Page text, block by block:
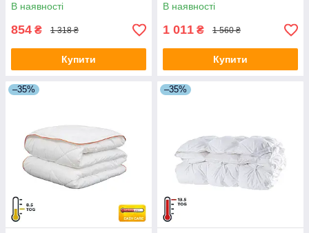
В наявності
854 ₴ 1 318 ₴
Купити
В наявності
1 011 ₴ 1 560 ₴
Купити
–35% –35%